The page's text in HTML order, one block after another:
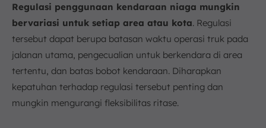
Regulasi penggunaan kendaraan niaga mungkin
bervariasi untuk setiap area atau kota. Regulasi
tersebut dapat berupa batasan waktu operasi truk pada
jalanan utama, pengecualian untuk berkendara di area
tertentu, dan batas bobot kendaraan. Diharapkan
kepatuhan terhadap regulasi tersebut penting dan
mungkin mengurangi fleksibilitas ritase.